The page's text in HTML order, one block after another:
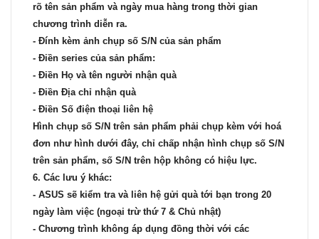
rõ tên sản phẩm và ngày mua hàng trong thời gian
chương trình diễn ra.
- Đính kèm ảnh chụp số S/N của sản phẩm
- Điền series của sản phẩm:
- Điền Họ và tên người nhận quà
- Điền Địa chỉ nhận quà
- Điền Số điện thoại liên hệ
Hình chụp số S/N trên sản phẩm phải chụp kèm với hoá
đơn như hình dưới đây, chỉ chấp nhận hình chụp số S/N
trên sản phẩm, số S/N trên hộp không có hiệu lực.
6. Các lưu ý khác:
- ASUS sẽ kiểm tra và liên hệ gửi quà tới bạn trong 20
ngày làm việc (ngoại trừ thứ 7 & Chủ nhật)
- Chương trình không áp dụng đồng thời với các